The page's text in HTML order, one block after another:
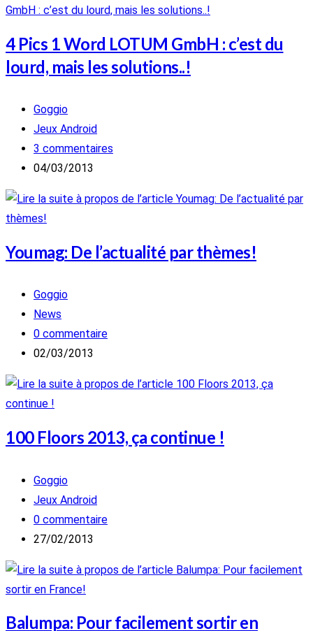
4 Pics 1 Word LOTUM GmbH : c’est du
lourd, mais les solutions..!
Auteur/autrice
de
la
publication :
Goggio
Post
category:
Jeux Android
Commentaires
de
publication :
3 commentaires
Publication
04/03/2013
Youmag: De l’actualité par thèmes!
Auteur/autrice
de
la
publication :
Goggio
Post
category:
News
Commentaires
de
publication :
0 commentaire
Publication
02/03/2013
100 Floors 2013, ça continue !
Auteur/autrice
de
la
publication :
Goggio
Post
category:
Jeux Android
Commentaires
de
publication :
0 commentaire
Publication
27/02/2013
Balumpa: Pour facilement sortir en